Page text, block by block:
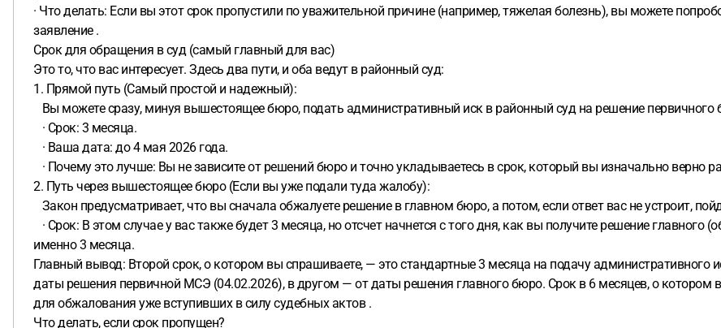
· Что делать: Если вы этот срок пропустили по уважительной причине (например, тяжелая болезнь), вы можете
заявление .
Срок для обращения в суд (самый главный для вас)
Это то, что вас интересует. Здесь два пути, и оба ведут в районный суд:
1. Прямой путь (Самый простой и надежный):
Вы можете сразу, минуя вышестоящее бюро, подать административный иск в районный суд на решение первичного
· Срок: 3 месяца.
· Ваша дата: до 4 мая 2026 года.
· Почему это лучше: Вы не зависите от решений бюро и точно укладываетесь в срок, который вы изначально верно
2. Путь через вышестоящее бюро (Если вы уже подали туда жалобу):
Закон предусматривает, что вы сначала обжалуете решение в главном бюро, а потом, если ответ вас не устроит,
· Срок: В этом случае у вас также будет 3 месяца, но отсчет начнется с того дня, как вы получите решение
именно 3 месяца.
Главный вывод: Второй срок, о котором вы спрашиваете, — это стандартные 3 месяца на подачу административного
даты решения первичной МСЭ (04.02.2026), в другом — от даты решения главного бюро. Срок в 6 месяцев, о котором
для обжалования уже вступивших в силу судебных актов .
Что делать, если срок пропущен?